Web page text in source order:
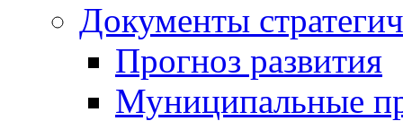
Документы
Прогноз развития
Муниципальные